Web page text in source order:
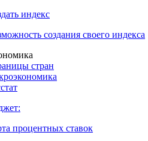
индекс
создания своего индекса
стран
процентных ставок